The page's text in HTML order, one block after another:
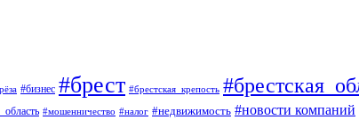
#бизнес #брест #брестская_крепость
#мошенничество #налог #недвижимость #новости компаний